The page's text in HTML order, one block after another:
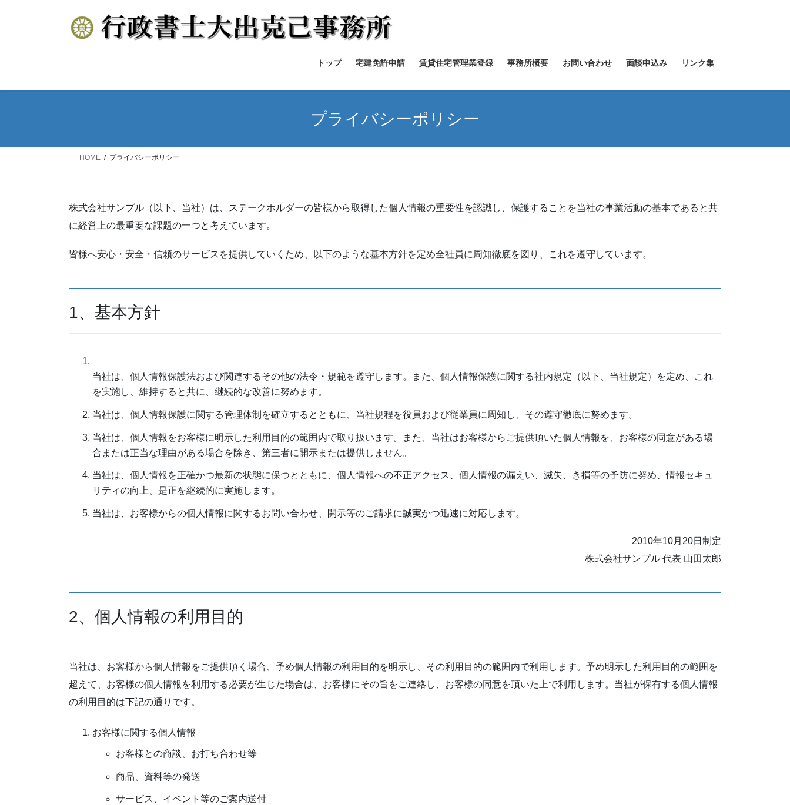
ス
ン
トップ 宅建免許申請 賃貸住宅管理業登録 事務所概要 お問い合わせ 面談申込み リンク集
プライバシーポリシー
HOME プライバシーポリシー
株式会社サンプル（以下、当社）は、ステークホルダーの皆様から取得した個人情報の重要性を認識し、保護することを当社の事業活動の基本であると共
に経営上の最重要な課題の一つと考えています。
皆様へ安心・安全・信頼のサービスを提供していくため、以下のような基本方針を定め全社員に周知徹底を図り、これを遵守しています。
1、基本方針
当社は、個人情報保護法および関連するその他の法令・規範を遵守します。また、個人情報保護に関する社内規定（以下、当社規定）を定め、これ
を実施し、維持すると共に、継続的な改善に努めます。
当社は、個人情報保護に関する管理体制を確立するとともに、当社規程を役員および従業員に周知し、その遵守徹底に努めます。
当社は、個人情報をお客様に明示した利用目的の範囲内で取り扱います。また、当社はお客様からご提供頂いた個人情報を、お客様の同意がある場
合または正当な理由がある場合を除き、第三者に開示または提供しません。
当社は、個人情報を正確かつ最新の状態に保つとともに、個人情報への不正アクセス、個人情報の漏えい、滅失、き損等の予防に努め、情報セキュ
リティの向上、是正を継続的に実施します。
当社は、お客様からの個人情報に関するお問い合わせ、開示等のご請求に誠実かつ迅速に対応します。
2010年10月20日制定
株式会社サンプル 代表 山田太郎
2、個人情報の利用目的
当社は、お客様から個人情報をご提供頂く場合、予め個人情報の利用目的を明示し、その利用目的の範囲内で利用します。予め明示した利用目的の範囲を
超えて、お客様の個人情報を利用する必要が生じた場合は、お客様にその旨をご連絡し、お客様の同意を頂いた上で利用します。当社が保有する個人情報
の利用目的は下記の通りです。
お客様に関する個人情報
お客様との商談、お打ち合わせ等
商品、資料等の発送
サービス、イベント等のご案内送付